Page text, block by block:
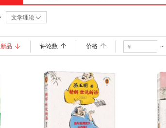
文学理论
新品 评论数 价格 ~